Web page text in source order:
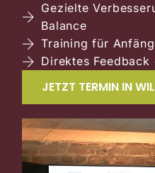
Gezielte
Balance
Training für
Direktes
JETZT TERMIN IN